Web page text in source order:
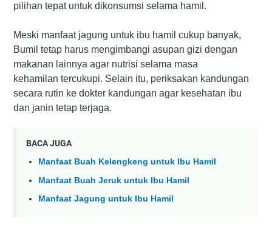
pilihan tepat untuk dikonsumsi selama hamil.
Meski manfaat jagung untuk ibu hamil cukup banyak,
Bumil tetap harus mengimbangi asupan gizi dengan
makanan lainnya agar nutrisi selama masa
kehamilan tercukupi. Selain itu, periksakan kandungan
secara rutin ke dokter kandungan agar kesehatan ibu
dan janin tetap terjaga.
BACA JUGA
Manfaat Buah Kelengkeng untuk Ibu Hamil
Manfaat Buah Jeruk untuk Ibu Hamil
Manfaat Jagung untuk Ibu Hamil